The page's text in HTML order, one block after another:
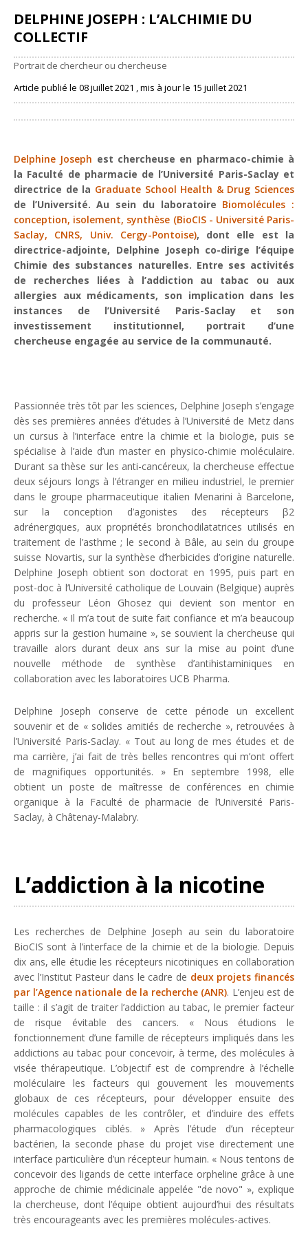
DELPHINE JOSEPH : L’ALCHIMIE DU
COLLECTIF
Portrait de chercheur ou chercheuse
Article publié le 08 juillet 2021 , mis à jour le 15 juillet 2021
Delphine Joseph est chercheuse en pharmaco-chimie à
la Faculté de pharmacie de l’Université Paris-Saclay et
directrice de la Graduate School Health & Drug Sciences
de l’Université. Au sein du laboratoire Biomolécules :
conception, isolement, synthèse (BioCIS - Université Paris-
Saclay, CNRS, Univ. Cergy-Pontoise), dont elle est la
directrice-adjointe, Delphine Joseph co-dirige l’équipe
Chimie des substances naturelles. Entre ses activités
de recherches liées à l’addiction au tabac ou aux
allergies aux médicaments, son implication dans les
instances de l’Université Paris-Saclay et son
investissement institutionnel, portrait d’une
chercheuse engagée au service de la communauté.
Passionnée très tôt par les sciences, Delphine Joseph s’engage
dès ses premières années d’études à l’Université de Metz dans
un cursus à l’interface entre la chimie et la biologie, puis se
spécialise à l’aide d’un master en physico-chimie moléculaire.
Durant sa thèse sur les anti-cancéreux, la chercheuse effectue
deux séjours longs à l’étranger en milieu industriel, le premier
dans le groupe pharmaceutique italien Menarini à Barcelone,
sur la conception d’agonistes des récepteurs β2
adrénergiques, aux propriétés bronchodilatatrices utilisés en
traitement de l’asthme ; le second à Bâle, au sein du groupe
suisse Novartis, sur la synthèse d’herbicides d’origine naturelle.
Delphine Joseph obtient son doctorat en 1995, puis part en
post-doc à l’Université catholique de Louvain (Belgique) auprès
du professeur Léon Ghosez qui devient son mentor en
recherche. « Il m’a tout de suite fait confiance et m’a beaucoup
appris sur la gestion humaine », se souvient la chercheuse qui
travaille alors durant deux ans sur la mise au point d’une
nouvelle méthode de synthèse d’antihistaminiques en
collaboration avec les laboratoires UCB Pharma.
Delphine Joseph conserve de cette période un excellent
souvenir et de « solides amitiés de recherche », retrouvées à
l’Université Paris-Saclay. « Tout au long de mes études et de
ma carrière, j’ai fait de très belles rencontres qui m’ont offert
de magnifiques opportunités. » En septembre 1998, elle
obtient un poste de maîtresse de conférences en chimie
organique à la Faculté de pharmacie de l’Université Paris-
Saclay, à Châtenay-Malabry.
L’addiction à la nicotine
Les recherches de Delphine Joseph au sein du laboratoire
BioCIS sont à l’interface de la chimie et de la biologie. Depuis
dix ans, elle étudie les récepteurs nicotiniques en collaboration
avec l’Institut Pasteur dans le cadre de deux projets financés
par l’Agence nationale de la recherche (ANR). L’enjeu est de
taille : il s’agit de traiter l’addiction au tabac, le premier facteur
de risque évitable des cancers. « Nous étudions le
fonctionnement d’une famille de récepteurs impliqués dans les
addictions au tabac pour concevoir, à terme, des molécules à
visée thérapeutique. L’objectif est de comprendre à l’échelle
moléculaire les facteurs qui gouvernent les mouvements
globaux de ces récepteurs, pour développer ensuite des
molécules capables de les contrôler, et d’induire des effets
pharmacologiques ciblés. » Après l’étude d’un récepteur
bactérien, la seconde phase du projet vise directement une
interface particulière d’un récepteur humain. « Nous tentons de
concevoir des ligands de cette interface orpheline grâce à une
approche de chimie médicinale appelée "de novo" », explique
la chercheuse, dont l’équipe obtient aujourd’hui des résultats
très encourageants avec les premières molécules-actives.